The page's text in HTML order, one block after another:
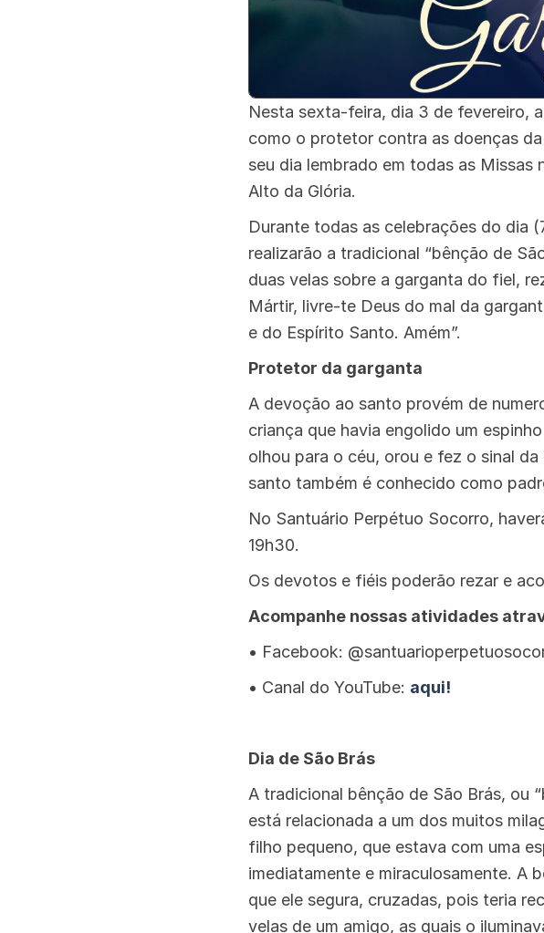
Nesta sexta-feira, dia 3 de fevereiro,
como o protetor contra as doenças
seu dia lembrado em todas as
Alto da Glória.
Durante todas as celebrações do dia
realizarão a tradicional “bênção de
duas velas sobre a garganta do fiel,
Mártir, livre-te Deus do mal da
e do Espírito Santo. Amém”.
Protetor da garganta
A devoção ao santo provém de
criança que havia engolido um
olhou para o céu, orou e fez o sinal
santo também é conhecido como
No Santuário Perpétuo Socorro,
19h30.
Os devotos e fiéis poderão rezar e
Acompanhe nossas atividades
• Facebook:
• Canal do YouTube: aqui!
Dia de São Brás
A tradicional bênção de São Brás, ou
está relacionada a um dos muitos
filho pequeno, que estava com uma
imediatamente e miraculosamente. A
que ele segura, cruzadas, pois teria
velas de um amigo, as quais o